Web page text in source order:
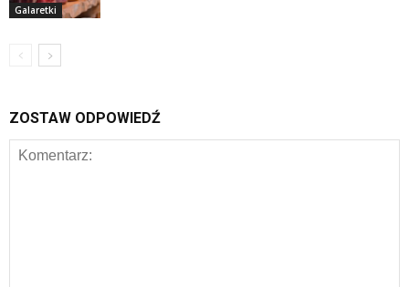
Galaretki
ZOSTAW ODPOWIEDŹ